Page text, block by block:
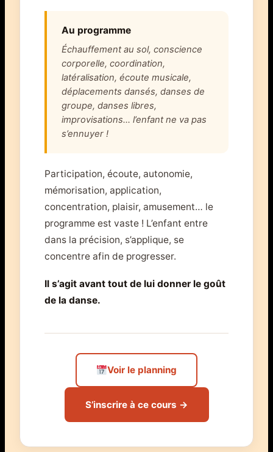
Au programme
Échauffement au sol, conscience
corporelle, coordination,
latéralisation, écoute musicale,
déplacements dansés, danses de
groupe, danses libres,
improvisations… l’enfant ne va pas
s’ennuyer !
Participation, écoute, autonomie,
mémorisation, application,
concentration, plaisir, amusement… le
programme est vaste ! L’enfant entre
dans la précision, s’applique, se
concentre afin de progresser.
Il s’agit avant tout de lui donner le goût
de la danse.
Voir le planning
S’inscrire à ce cours →